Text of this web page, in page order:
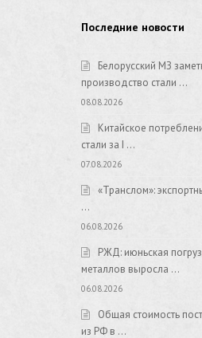
Последние новости
Белорусский МЗ
производство стали …
08.08.2026
Китайское
стали за I …
07.08.2026
«Транслом»:
…
06.08.2026
РЖД: июньская
металлов выросла …
06.08.2026
Общая стоимость
из РФ в …